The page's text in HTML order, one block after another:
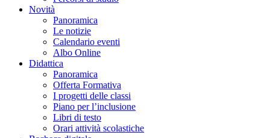
Novità
Panoramica
Le notizie
Calendario eventi
Albo Online
Didattica
Panoramica
Offerta Formativa
I progetti delle classi
Piano per l’inclusione
Libri di testo
Orari attività scolastiche